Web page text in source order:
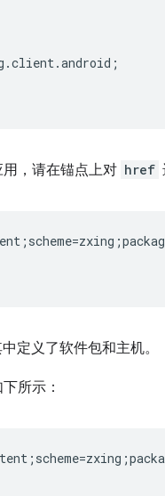
，请在锚点上对 href
中定义了软件包和主机。
所示：